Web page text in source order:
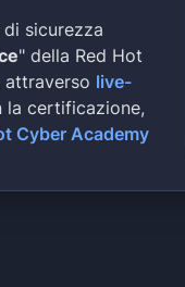
sicurezza
" della Red Hot
attraverso live-
la certificazione,
Cyber Academy